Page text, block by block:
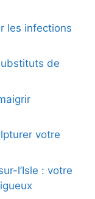
les infections
de
votre
l’Isle : votre